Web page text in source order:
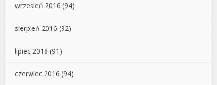
wrzesień 2016 (94)
sierpień 2016 (92)
lipiec 2016 (91)
czerwiec 2016 (94)